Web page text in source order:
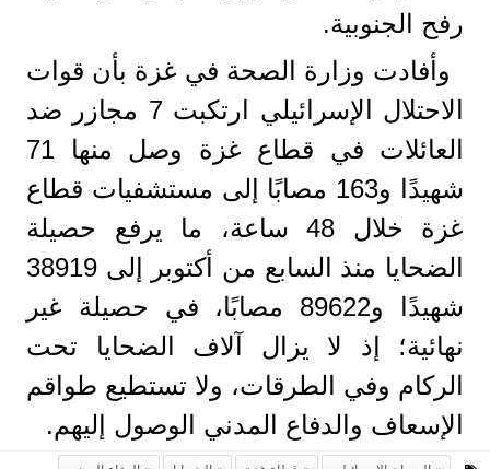
رفح الجنوبية.
وأفادت وزارة الصحة في غزة بأن قوات
الاحتلال الإسرائيلي ارتكبت 7 مجازر ضد
العائلات في قطاع غزة وصل منها 71
شهيدًا و163 مصابًا إلى مستشفيات قطاع
غزة خلال 48 ساعة، ما يرفع حصيلة
الضحايا منذ السابع من أكتوبر إلى 38919
شهيدًا و89622 مصابًا، في حصيلة غير
نهائية؛ إذ لا يزال آلاف الضحايا تحت
الركام وفي الطرقات، ولا تستطيع طواقم
الإسعاف والدفاع المدني الوصول إليهم.